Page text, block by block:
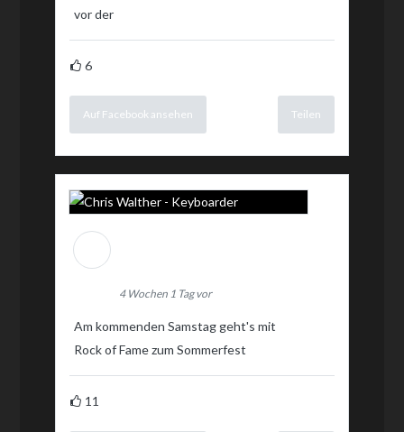
vor der
6
Auf Facebook ansehen Teilen
4 Wochen 1 Tag vor
Am kommenden Samstag geht's mit
Rock of Fame zum Sommerfest
11